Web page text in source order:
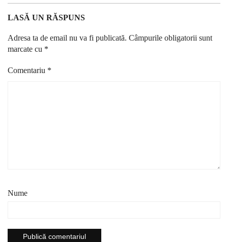
LASĂ UN RĂSPUNS
Adresa ta de email nu va fi publicată. Câmpurile obligatorii sunt
marcate cu *
Comentariu *
Nume